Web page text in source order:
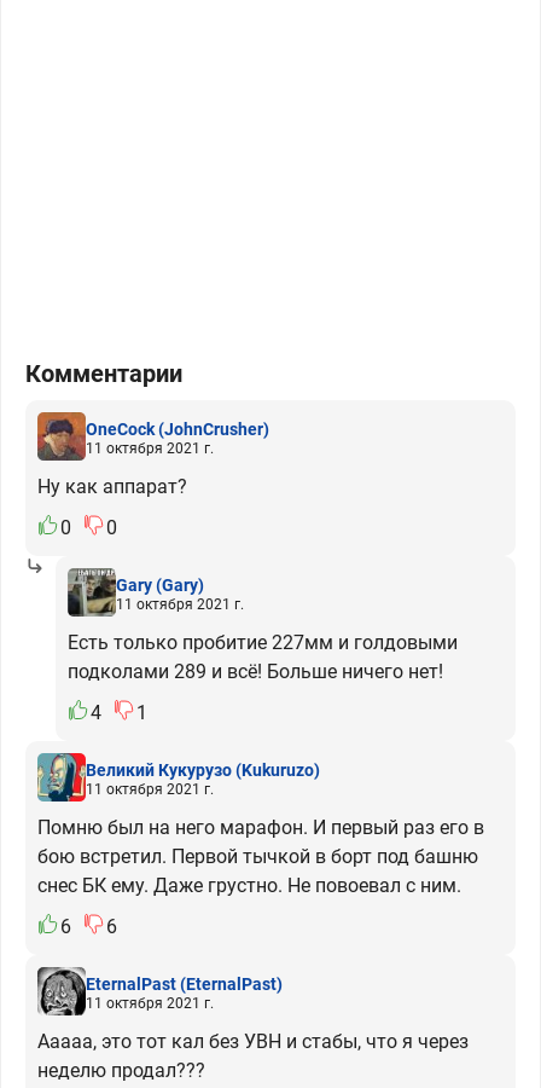
Комментарии
OneCock(JohnCrusher)
11 октября 2021 г.
Ну как аппарат?
0
0
Gary(Gary)
11 октября 2021 г.
Есть только пробитие 227мм и голдовыми
подколами 289 и всё! Больше ничего нет!
4
1
Великий Кукурузо(Kukuruzo)
11 октября 2021 г.
Помню был на него марафон. И первый раз его в
бою встретил. Первой тычкой в борт под башню
снес БК ему. Даже грустно. Не повоевал с ним.
6
6
EternalPast(EternalPast)
11 октября 2021 г.
Ааааа, это тот кал без УВН и стабы, что я через
неделю продал???